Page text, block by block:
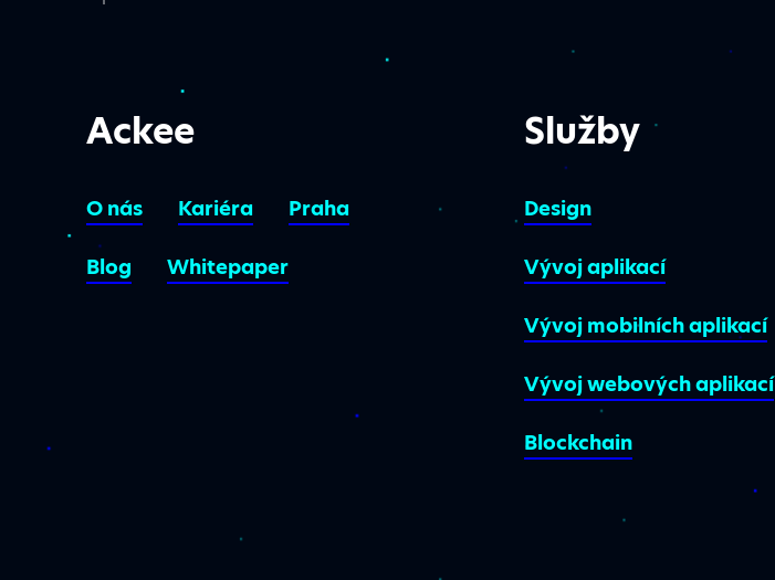
Ackee
O nás Kariéra Praha
Blog Whitepaper
Služby
Design
Vývoj aplikací
Vývoj mobilních aplikací
Vývoj webových aplikací
Blockchain